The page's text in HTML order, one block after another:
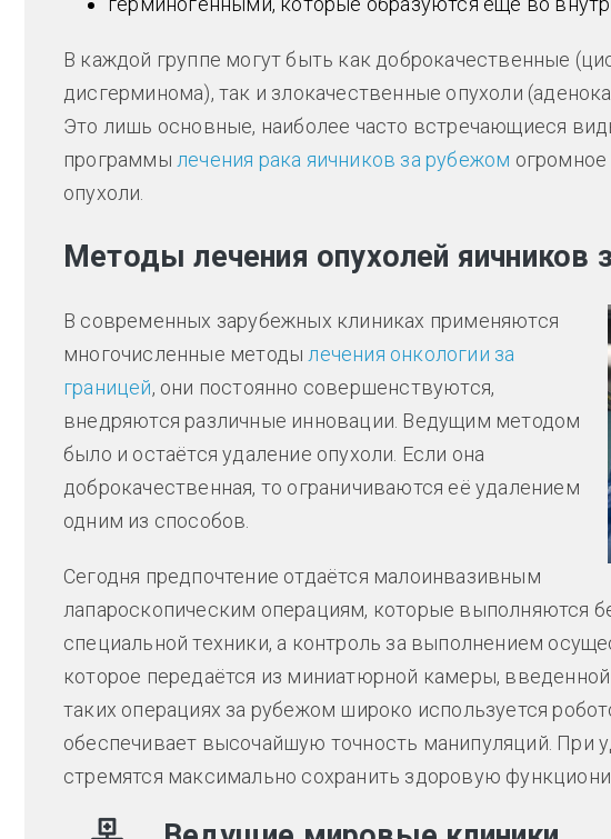
В каждой группе могут быть как доброкачественные
дисгерминома), так и злокачественные опухоли
Это лишь основные, наиболее часто встречающиеся
программы лечения рака яичников за рубежом
опухоли.
Методы лечения опухолей яичников
В современных зарубежных клиниках применяются
многочисленные методылечения онкологии за
границей, они постоянно совершенствуются,
внедряются различные инновации. Ведущим методом
было и остаётся удаление опухоли. Если она
доброкачественная, то ограничиваются её удалением
одним из способов.
Сегодня предпочтение отдаётся малоинвазивным
лапароскопическим операциям, которые выполняются
специальной техники, а контроль за выполнением
которое передаётся из миниатюрной камеры,
таких операциях за рубежом широко используется
обеспечивает высочайшую точность манипуляций. При
стремятся максимально сохранить здоровую